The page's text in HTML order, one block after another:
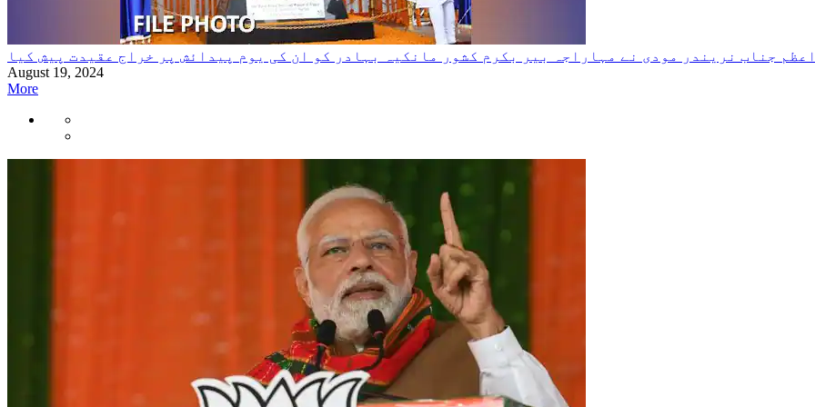
جناب نریندر مودی نے مہاراجہ بیر بکرم کشور مانکیہ بہادر کو ان کی یوم پیدائش پر خراج عقیدت پیش کیا
August 19, 2024
More